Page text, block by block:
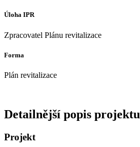
Úloha IPR
Zpracovatel Plánu revitalizace
Forma
Plán revitalizace
Detailnější popis projektu
Projekt